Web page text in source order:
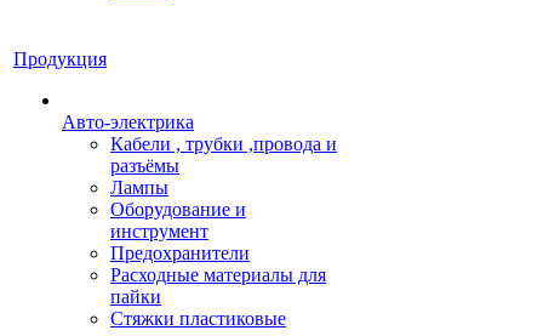
Продукция
Авто-электрика
Кабели , трубки ,провода и
разъёмы
Лампы
Оборудование и
инструмент
Предохранители
Расходные материалы для
пайки
Стяжки пластиковые